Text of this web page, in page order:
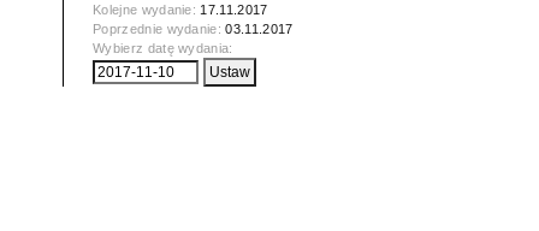
Kolejne wydanie: 17.11.2017
Poprzednie wydanie:03.11.2017
Wybierz datę wydania: